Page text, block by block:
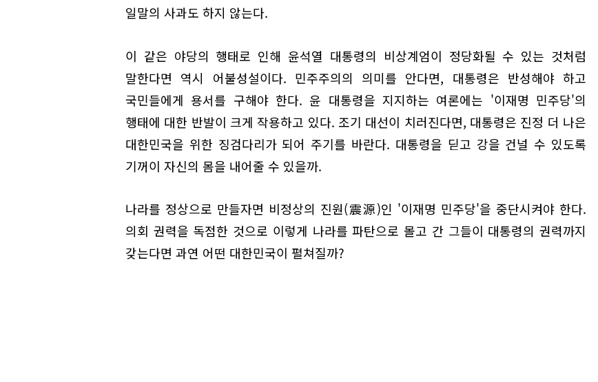
일말의 사과도 하지 않는다.
이 같은 야당의 행태로 인해 윤석열 대통령의 비상계엄이 정당화될 수 있는 것처럼
말한다면 역시 어불성설이다. 민주주의의 의미를 안다면, 대통령은 반성해야 하고
국민들에게 용서를 구해야 한다. 윤 대통령을 지지하는 여론에는 '이재명 민주당'의
행태에 대한 반발이 크게 작용하고 있다. 조기 대선이 치러진다면, 대통령은 진정 더 나은
대한민국을 위한 징검다리가 되어 주기를 바란다. 대통령을 딛고 강을 건널 수 있도록
기꺼이 자신의 몸을 내어줄 수 있을까.
나라를 정상으로 만들자면 비정상의 진원(震源)인 '이재명 민주당'을 중단시켜야 한다.
의회 권력을 독점한 것으로 이렇게 나라를 파탄으로 몰고 간 그들이 대통령의 권력까지
갖는다면 과연 어떤 대한민국이 펼쳐질까?